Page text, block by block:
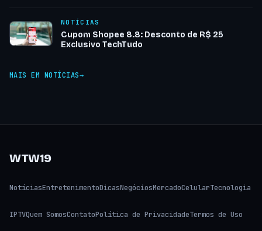
NOTÍCIAS
Cupom Shopee 8.8: Desconto de R$ 25
Exclusivo TechTudo
MAIS EM NOTÍCIAS
WTW19
NotíciasEntretenimentoDicasNegóciosMercadoCelularTecnologia
IPTVQuem SomosContatoPolítica de PrivacidadeTermos de Uso